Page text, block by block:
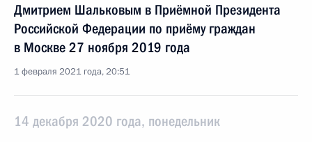
Дмитрием Шальковым в Приёмной Президента
Российской Федерации по приёму граждан
в Москве 27 ноября 2019 года
1 февраля 2021 года, 20:51
14 декабря 2020 года, понедельник